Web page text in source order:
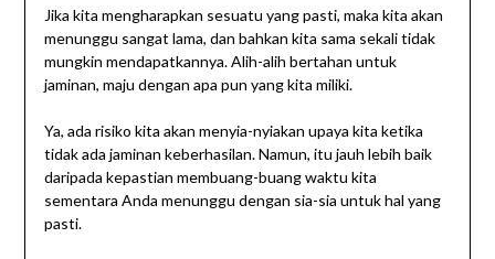
Jika kita mengharapkan sesuatu yang pasti, maka kita akan
menunggu sangat lama, dan bahkan kita sama sekali tidak
mungkin mendapatkannya. Alih-alih bertahan untuk
jaminan, maju dengan apa pun yang kita miliki.
Ya, ada risiko kita akan menyia-nyiakan upaya kita ketika
tidak ada jaminan keberhasilan. Namun, itu jauh lebih baik
daripada kepastian membuang-buang waktu kita
sementara Anda menunggu dengan sia-sia untuk hal yang
pasti.